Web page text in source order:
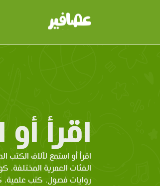
اقرأ
اقرأ أو استمع لآلاف الكتب
الفئات العمرية
روايات فصول، كتب علمية،